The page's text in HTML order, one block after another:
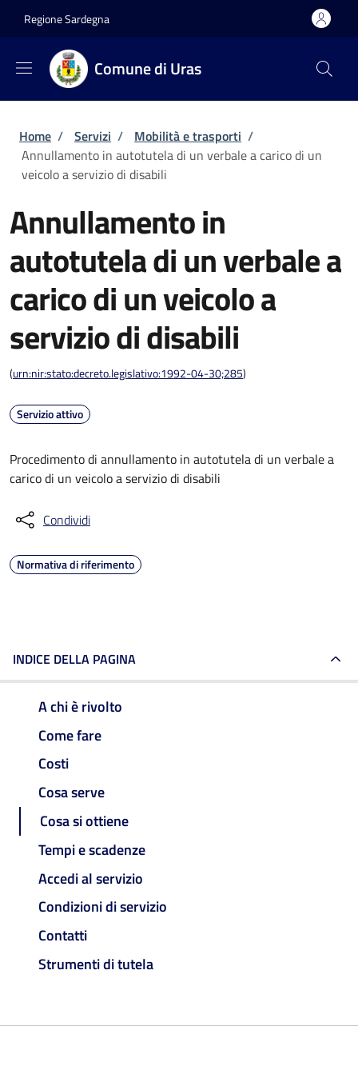
Regione Sardegna
Comune di Uras
Briciole di pane
Home / Servizi / Mobilità e trasporti /
Annullamento in autotutela di un verbale a carico di un
veicolo a servizio di disabili
Annullamento in
autotutela di un verbale a
carico di un veicolo a
servizio di disabili
(urn:nir:stato:decreto.legislativo:1992-04-30;285)
Servizio attivo
Procedimento di annullamento in autotutela di un verbale a
carico di un veicolo a servizio di disabili
Condividi
Normativa di riferimento
INDICE DELLA PAGINA
A chi è rivolto
Come fare
Costi
Cosa serve
Cosa si ottiene
Tempi e scadenze
Accedi al servizio
Condizioni di servizio
Contatti
Strumenti di tutela